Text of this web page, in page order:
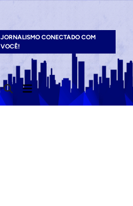
JORNALISMO CONECTADO COM
VOCÊ!
Open
Search
Main
Menu